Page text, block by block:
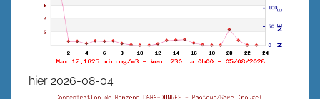
hier 2026-08-04